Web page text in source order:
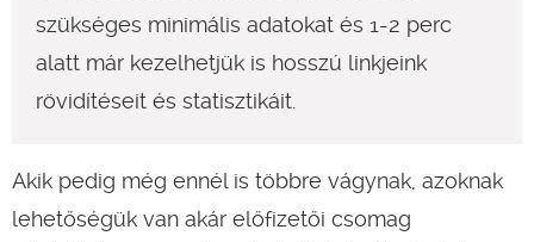
szükséges minimális adatokat és 1-2 perc
alatt már kezelhetjük is hosszú linkjeink
rövidítéseit és statisztikáit.
Akik pedig még ennél is többre vágynak, azoknak
lehetőségük van akár előfizetői csomag